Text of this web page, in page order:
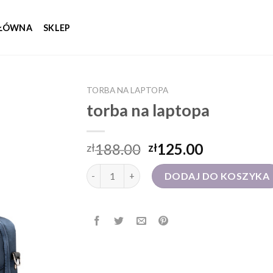
SKLEP
TORBA NA LAPTOPA
torba na laptopa
zł188.00 zł125.00
ilość torba na laptopaDODAJ DO KOSZYKA